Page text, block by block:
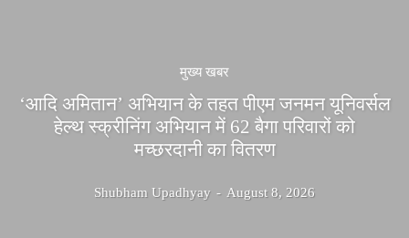
मुख्य खबर
‘आदि अमितान’ अभियान के तहत पीएम जनमन यूनिवर्सल
हेल्थ स्क्रीनिंग अभियान में 62 बैगा परिवारों को
मच्छरदानी का वितरण
Shubham Upadhyay - August 8, 2026